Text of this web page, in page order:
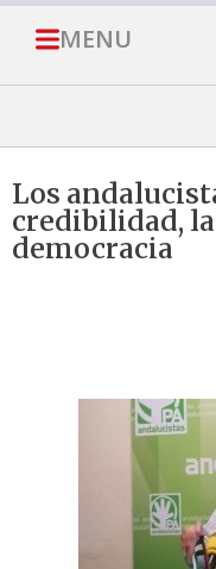
MENU
Los
credibilidad,
democracia